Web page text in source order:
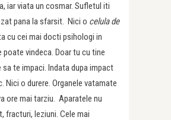
iar viata un cosmar. Sufletul iti
pana la sfarsit. Nici o celula de
cu cei mai docti psihologi in
poate vindeca. Doar tu cu tine
te impaci. Indata dupa impact
Nici o durere. Organele vatamate
ore mai tarziu. Aparatele nu
fracturi, leziuni. Cele mai